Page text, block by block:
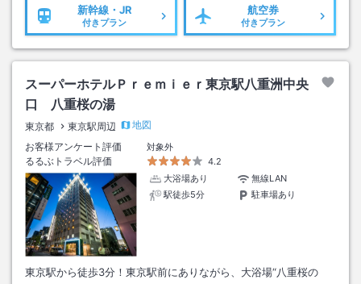
新幹線・JR
付きプラン
航空券
付きプラン
スーパーホテルＰｒｅｍｉｅｒ東京駅八重洲中央
口 八重桜の湯
東京都 東京駅周辺
地図
お客様アンケート評価
対象外
るるぶトラベル評価
4.2
大浴場あり
無線LAN
駅徒歩5分
駐車場あり
東京駅から徒歩3分！東京駅前にありながら、大浴場“八重桜の